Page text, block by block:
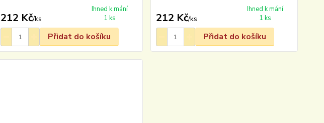
212 Kč/ks
Ihned k mání
1 ks
Přidat do košíku
212 Kč/ks
Ihned k mání
1 ks
Přidat do košíku